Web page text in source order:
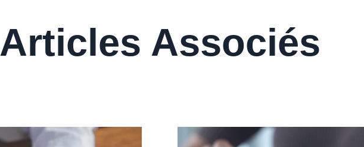
Articles Associés